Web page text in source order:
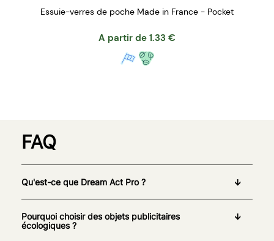
Essuie-verres de poche Made in France - Pocket
A partir de 1.33 €
FAQ
Qu'est-ce que Dream Act Pro ?
Pourquoi choisir des objets publicitaires
écologiques ?